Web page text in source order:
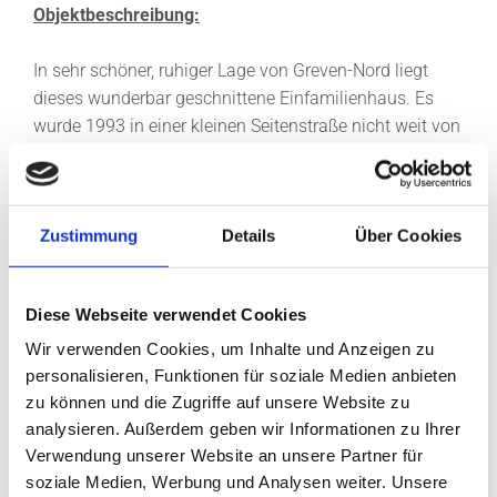
Zustimmung Details Über Cookies
Diese Webseite verwendet Cookies
Wir verwenden Cookies, um Inhalte und Anzeigen zu
personalisieren, Funktionen für soziale Medien anbieten
zu können und die Zugriffe auf unsere Website zu
analysieren. Außerdem geben wir Informationen zu Ihrer
Verwendung unserer Website an unsere Partner für
soziale Medien, Werbung und Analysen weiter. Unsere
Objektbeschreibung:
In sehr schöner, ruhiger Lage von Greven-Nord liegt
dieses wunderbar geschnittene Einfamilienhaus. Es
wurde 1993 in einer kleinen Seitenstraße nicht weit von
der Saerbecker Straße gebaut. Dort gibt es wenig
Verkehr, hier fährt nur entlang, wer hier wohnt.
Das Einfamilienhaus mit seinen ca. 106 m²
Wohnfläche liegt auf einem ca. 331 m² großen
Grundstück. Rechts am Haus gibt es einen Stellplatz,
Wallbox laden. Weitere öffentliche Parkplätze gibt es
direkt vor dem Haus und an der ganzen Straße. Wir
gehen drei Stufen hinauf, über eine weitere Stufe
betreten wir links das Wohnhaus und stehen in der
hellen Diele. Dort steht geradeaus ein Eckschrank, der
als Garderobe dient. Eine Holztreppe führt ins
Obergeschoss, aber schauen wir uns erst weiter im